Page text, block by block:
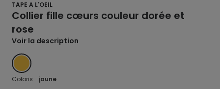
TAPE A L'OEIL
Collier fille cœurs couleur dorée et
rose
Voir la description
JAUNE
Coloris : jaune